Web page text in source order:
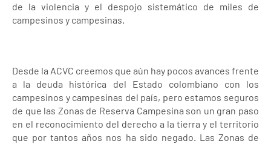
de la violencia y el despojo sistemático de miles de
campesinos y campesinas.
Desde la ACVC creemos que aún hay pocos avances frente
a la deuda histórica del Estado colombiano con los
campesinos y campesinas del país, pero estamos seguros
de que las Zonas de Reserva Campesina son un gran paso
en el reconocimiento del derecho a la tierra y el territorio
que por tantos años nos ha sido negado. Las Zonas de